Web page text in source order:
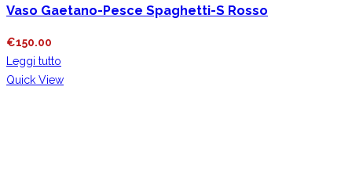
Vaso Gaetano-Pesce Spaghetti-S Rosso
€150.00
Leggi tutto
Quick View